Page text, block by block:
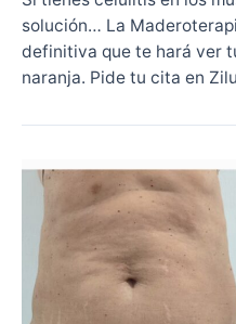
solución… La
definitiva que te hará ver
naranja. Pide tu cita en